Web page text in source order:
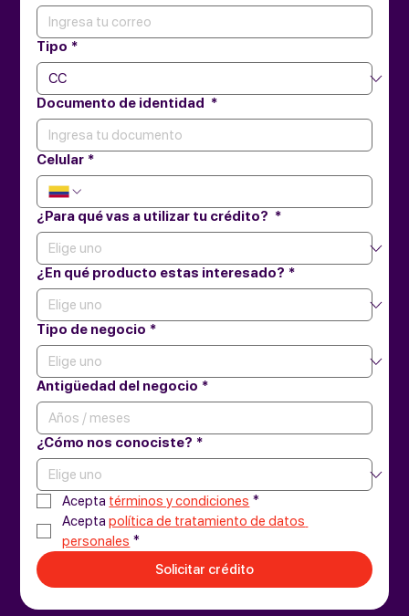
Tipo *
Documento de identidad *
Celular *
¿Para qué vas a utilizar tu crédito? *
¿En qué producto estas interesado? *
Tipo de negocio *
Antigüedad del negocio *
¿Cómo nos conociste? *
Acepta términos y condiciones *
Acepta política de tratamiento de datos
personales *
Solicitar crédito